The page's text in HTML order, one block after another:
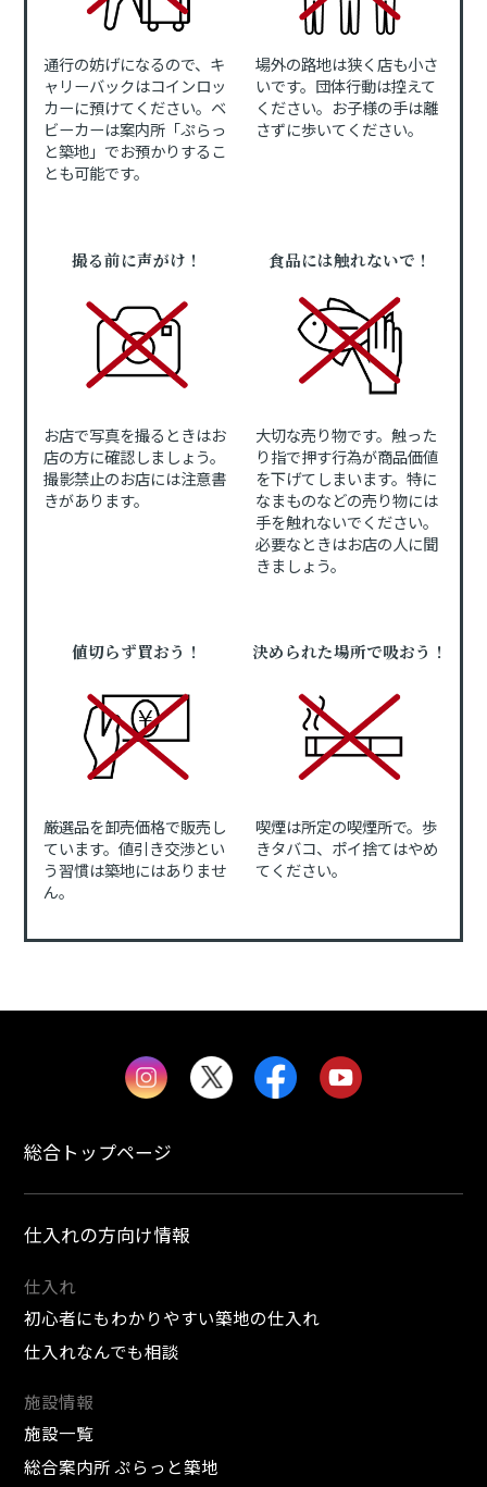
通行の妨げになるので、キ
ャリーバックはコインロッ
カーに預けてください。ベ
ビーカーは案内所「ぷらっ
と築地」でお預かりするこ
とも可能です。
場外の路地は狭く店も小さ
いです。団体行動は控えて
ください。お子様の手は離
さずに歩いてください。
撮る前に声がけ！
お店で写真を撮るときはお
店の方に確認しましょう。
撮影禁止のお店には注意書
きがあります。
食品には触れないで！
大切な売り物です。触った
り指で押す行為が商品価値
を下げてしまいます。特に
なまものなどの売り物には
手を触れないでください。
必要なときはお店の人に聞
きましょう。
値切らず買おう！
厳選品を卸売価格で販売し
ています。値引き交渉とい
う習慣は築地にはありませ
ん。
決められた場所で吸おう！
喫煙は所定の喫煙所で。歩
きタバコ、ポイ捨てはやめ
てください。
総合トップページ
仕入れの方向け情報
仕入れ
初心者にもわかりやすい築地の仕入れ
仕入れなんでも相談
施設情報
施設一覧
総合案内所 ぷらっと築地